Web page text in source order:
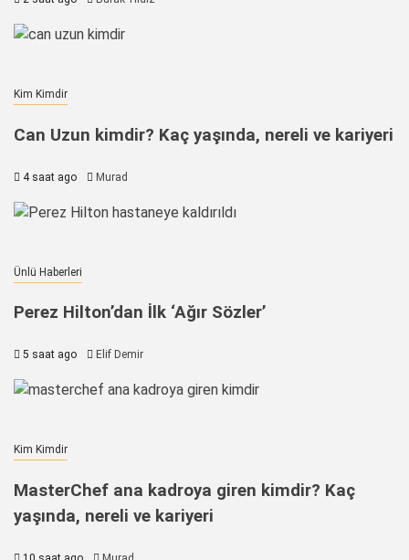
Kim Kimdir
Can Uzun kimdir? Kaç yaşında, nereli ve kariyeri
4 saat ago Murad
Ünlü Haberleri
Perez Hilton’dan İlk ‘Ağır Sözler’
5 saat ago Elif Demir
Kim Kimdir
MasterChef ana kadroya giren kimdir? Kaç
yaşında, nereli ve kariyeri